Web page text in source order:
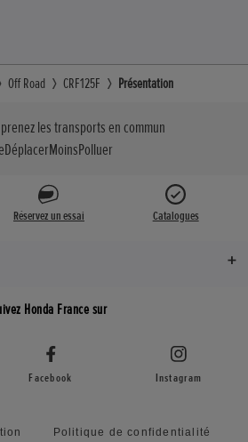
Off Road CRF125F Présentation
les transports en commun
Réservez un essai Catalogues
Honda France sur
Facebook Instagram
Politique de confidentialité